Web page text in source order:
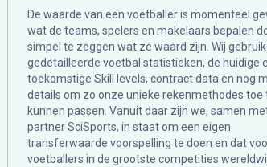
De waarde van een voetballer is momenteel
wat de teams, spelers en makelaars bepalen
simpel te zeggen wat ze waard zijn. Wij
gedetailleerde voetbal statistieken, de huidige
toekomstige Skill levels, contract data en nog
details om zo onze unieke rekenmethodes toe
kunnen passen. Vanuit daar zijn we, samen
partner SciSports, in staat om een eigen
transferwaarde voorspelling te doen en dat
voetballers in de grootste competities